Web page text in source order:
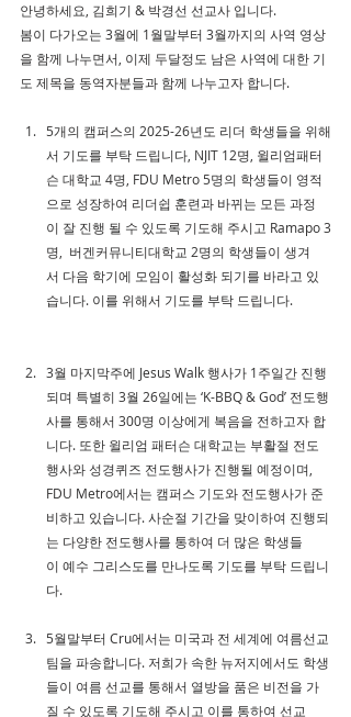
안녕하세요, 김희기 & 박경선 선교사 입니다.
봄이 다가오는 3월에 1월말부터 3월까지의 사역 영상
을 함께 나누면서, 이제 두달정도 남은 사역에 대한 기
도 제목을 동역자분들과 함께 나누고자 합니다.
5개의 캠퍼스의 2025-26년도 리더 학생들을 위해
서 기도를 부탁 드립니다, NJIT 12명, 윌리엄패터
슨 대학교 4명, FDU Metro 5명의 학생들이 영적
으로 성장하여 리더쉽 훈련과 바뀌는 모든 과정
이 잘 진행 될 수 있도록 기도해 주시고 Ramapo 3
명,  버겐커뮤니티대학교 2명의 학생들이 생겨
서 다음 학기에 모임이 활성화 되기를 바라고 있
습니다. 이를 위해서 기도를 부탁 드립니다.
3월 마지막주에 Jesus Walk 행사가 1주일간 진행
되며 특별히 3월 26일에는 ‘K-BBQ & God’ 전도행
사를 통해서 300명 이상에게 복음을 전하고자 합
니다. 또한 윌리엄 패터슨 대학교는 부활절 전도
행사와 성경퀴즈 전도행사가 진행될 예정이며,
FDU Metro에서는 캠퍼스 기도와 전도행사가 준
비하고 있습니다. 사순절 기간을 맞이하여 진행되
는 다양한 전도행사를 통하여 더 많은 학생들
이 예수 그리스도를 만나도록 기도를 부탁 드립니
다.
5월말부터 Cru에서는 미국과 전 세계에 여름선교
팀을 파송합니다. 저희가 속한 뉴저지에서도 학생
들이 여름 선교를 통해서 열방을 품은 비전을 가
질 수 있도록 기도해 주시고 이를 통하여 선교